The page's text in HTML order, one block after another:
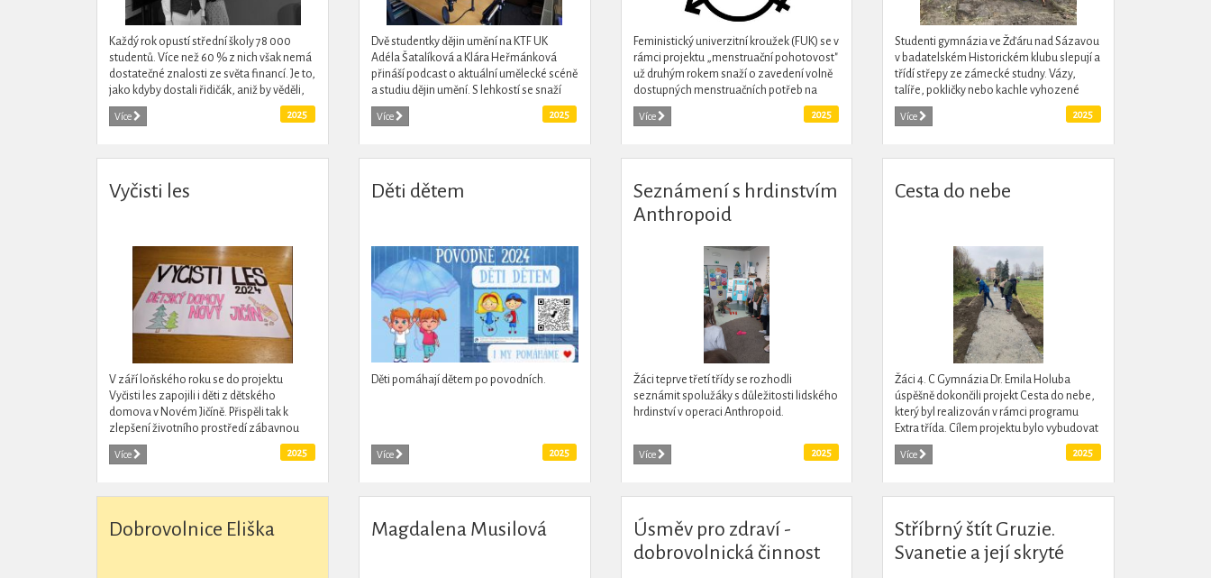
Každý rok opustí střední školy 78 000
studentů. Více než 60 % z nich však nemá
dostatečné znalosti ze světa financí. Je to,
jako kdyby dostali řidičák, aniž by věděli,
jak se řadí nebo brzdí. Cílem Nekrachni
je...
Více 2025
Dvě studentky dějin umění na KTF UK
Adéla Šatalíková a Klára Heřmánková
přináší podcast o aktuální umělecké scéně
a studiu dějin umění. S lehkostí se snaží
přinášet zajímavé informace z oboru i
těm,...
Více 2025
Feministický univerzitní kroužek (FUK) se v
rámci projektu „menstruační pohotovost"
už druhým rokem snaží o zavedení volně
dostupných menstruačních potřeb na
alespoň jednu dámskou toaletu v každé
budově...
Více 2025
Studenti gymnázia ve Žďáru nad Sázavou
v badatelském Historickém klubu slepují a
třídí střepy ze zámecké studny. Vázy,
talíře, pokličky nebo kachle vyhozené
před stovkami let a rozbité na kusy
pomalu skládají dohromady.
Více 2025
Vyčisti les
V září loňského roku se do projektu
Vyčisti les zapojili i děti z dětského
domova v Novém Jičíně. Přispěli tak k
zlepšení životního prostředí zábavnou
formou soužtěže od Nového Jičína až po
Teplice nad Bečvou.
Více 2025
Děti dětem
Děti pomáhají dětem po povodních.
Více 2025
Seznámení s hrdinstvím
Anthropoid
Žáci teprve třetí třídy se rozhodli
seznámit spolužáky s důležitosti lidského
hrdinství v operaci Anthropoid.
Více 2025
Cesta do nebe
Žáci 4. C Gymnázia Dr. Emila Holuba
úspěšně dokončili projekt Cesta do nebe,
který byl realizován v rámci programu
Extra třída. Cílem projektu bylo vybudovat
bezpečnější a pohodlnější cestu mezi
sídlištěm Na Mušce...
Více 2025
Dobrovolnice Eliška Magdalena Musilová
Úsměv pro zdraví -
dobrovolnická činnost
Stříbrný štít Gruzie.
Svanetie a její skryté